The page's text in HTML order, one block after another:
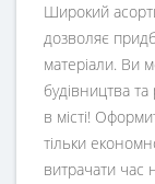
Широкий
дозволяє
матеріали. Ви
будівництва
в місті!
тільки
витрачати час